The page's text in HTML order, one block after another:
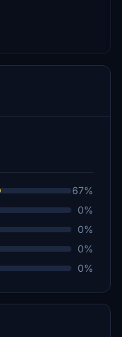
67%
0%
0%
0%
0%